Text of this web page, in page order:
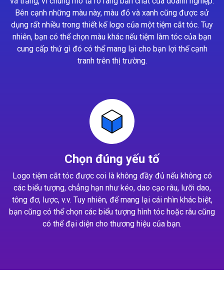
Bên cạnh những màu này, màu đỏ và xanh cũng được sử
dụng rất nhiều trong thiết kế logo của một tiệm cắt tóc. Tuy
nhiên, bạn có thể chọn màu khác nếu tiệm làm tóc của bạn
cung cấp thứ gì đó có thể mang lại cho bạn lợi thế cạnh
tranh trên thị trường.
Chọn đúng yếu tố
Logo tiệm cắt tóc được coi là không đầy đủ nếu không có
các biểu tượng, chẳng hạn như kéo, dao cạo râu, lưỡi dao,
tông đơ, lược, v.v. Tuy nhiên, để mang lại cái nhìn khác biệt,
bạn cũng có thể chọn các biểu tượng hình tóc hoặc râu cũng
có thể đại diện cho thương hiệu của bạn.